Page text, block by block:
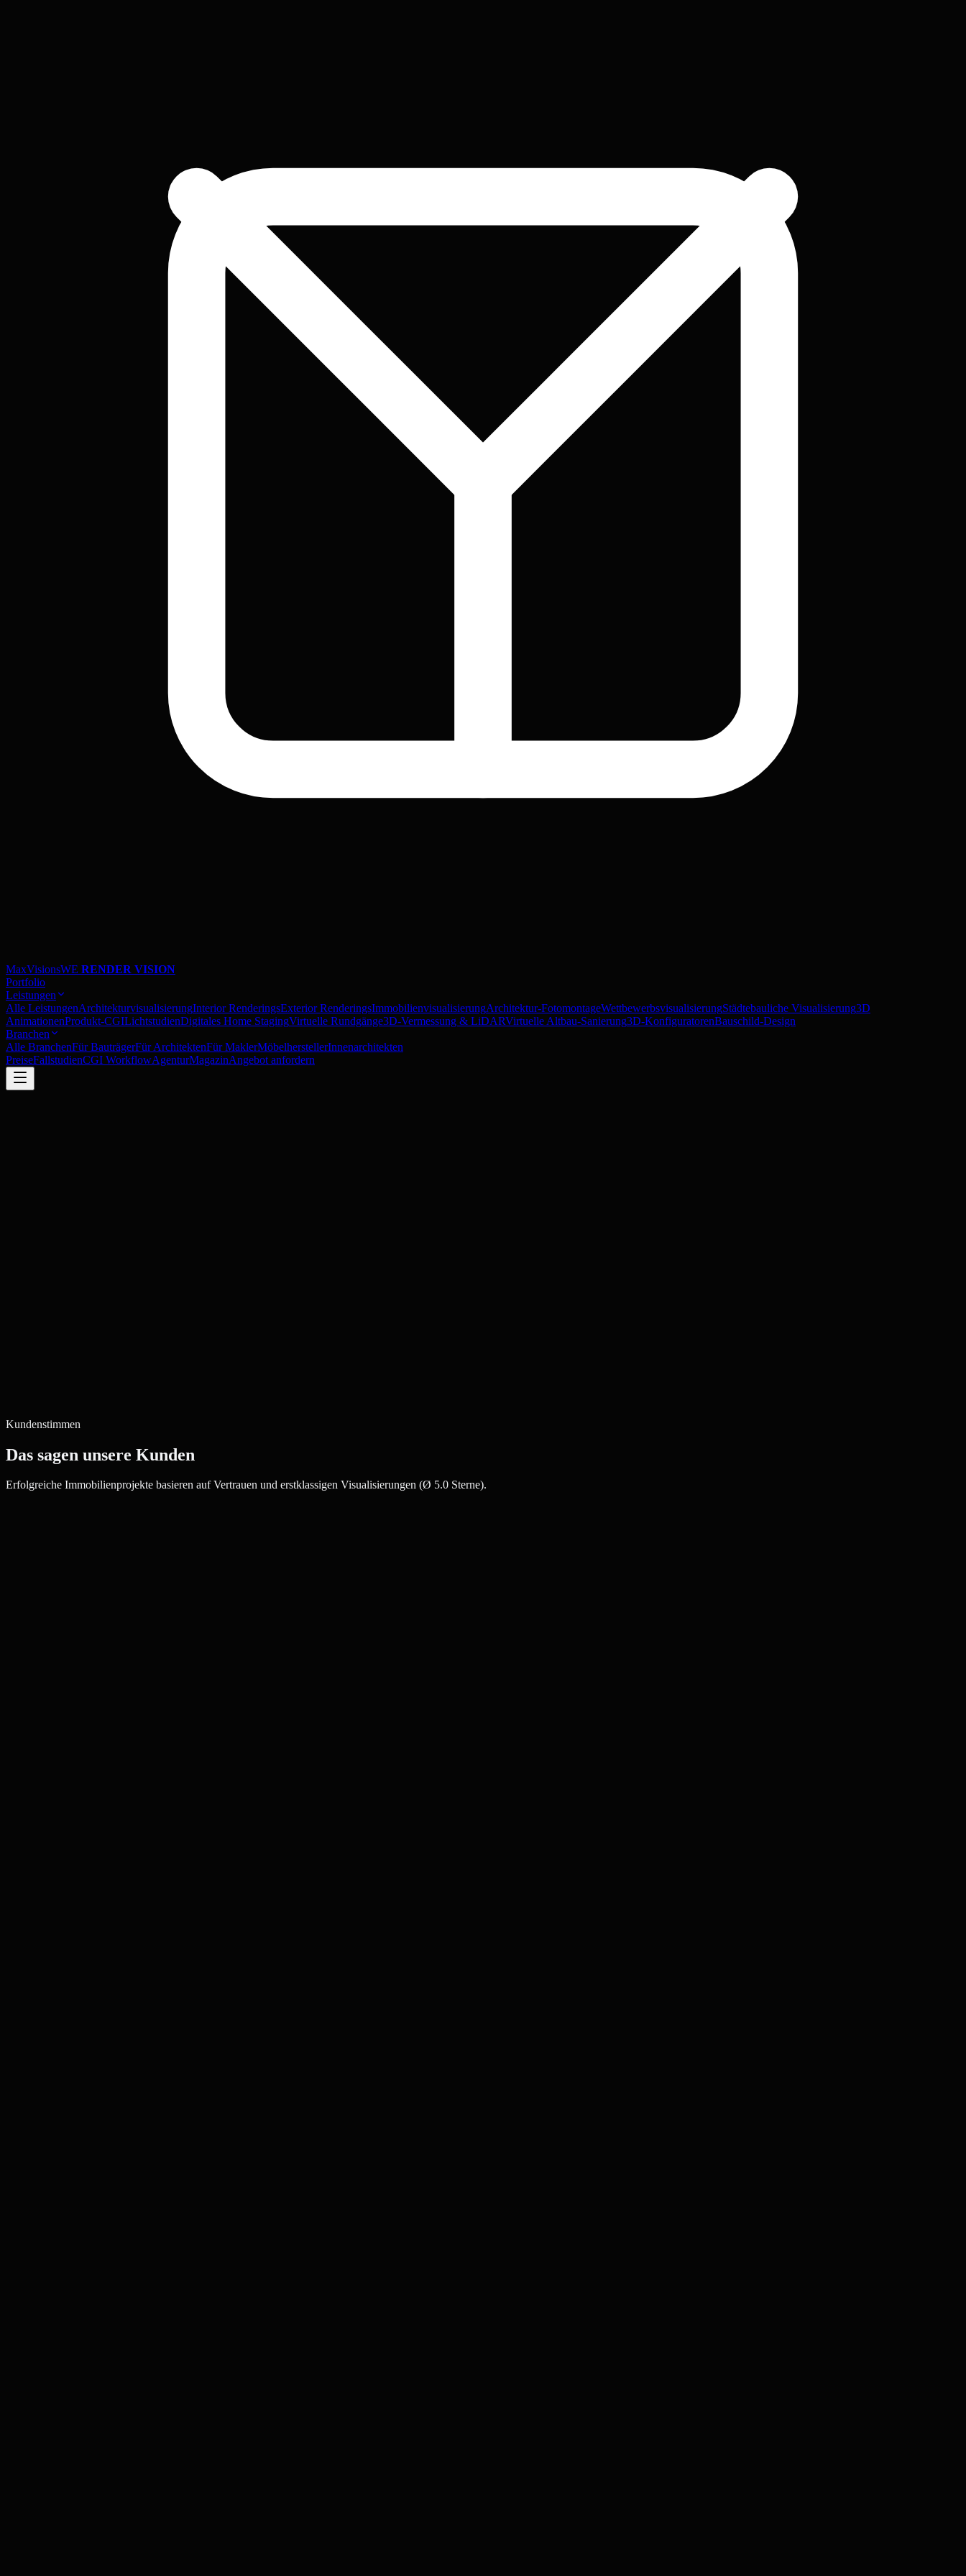
MaxVisionsWE RENDER VISION
Portfolio
Leistungen
Alle LeistungenArchitekturvisualisierungInterior RenderingsExterior RenderingsImmobilienvisualisierungArchitektur-FotomontageWettbewerbsvisualisierungStädtebauliche Visualisierung3D
AnimationenProdukt-CGILichtstudienDigitales Home StagingVirtuelle Rundgänge3D-Vermessung & LiDARVirtuelle Altbau-Sanierung3D-KonfiguratorenBauschild-Design
Branchen
Alle BranchenFür BauträgerFür ArchitektenFür MaklerMöbelherstellerInnenarchitekten
PreiseFallstudienCGI WorkflowAgenturMagazinAngebot anfordern
Kundenstimmen
Das sagen unsere Kunden
Erfolgreiche Immobilienprojekte basieren auf Vertrauen und erstklassigen Visualisierungen (Ø 5.0 Sterne).